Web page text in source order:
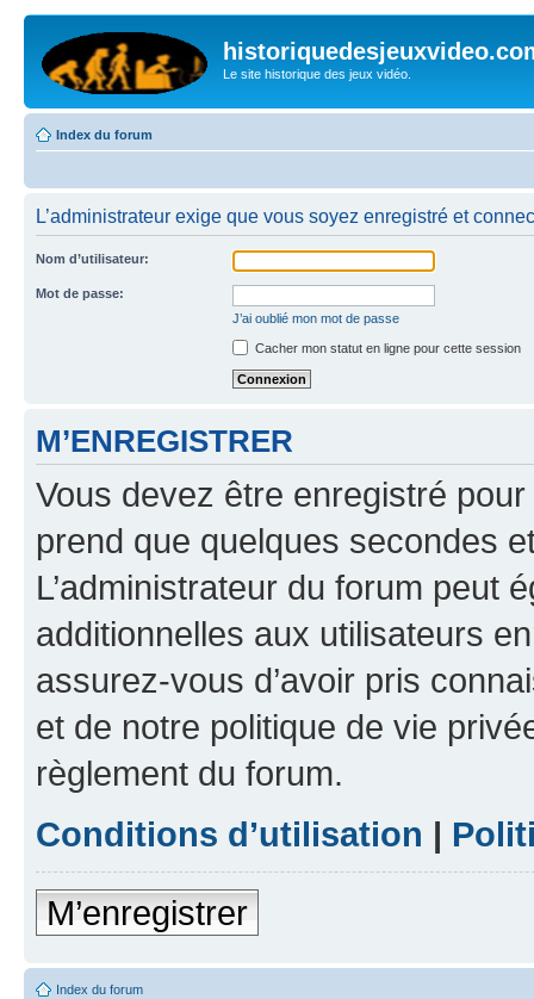
Le site historique des jeux vidéo.
Index du forum
L’administrateur exige que vous soyez enregistré et
Nom d’utilisateur:
Mot de passe:
J’ai oublié mon mot de passe
Cacher mon statut en ligne pour cette session
M’ENREGISTRER
Vous devez être enregistré
prend que quelques secondes
L’administrateur du forum peut
additionnelles aux utilisateurs
assurez-vous d’avoir pris
et de notre politique de vie
règlement du forum.
Conditions d’utilisation |
M’enregistrer
Index du forum